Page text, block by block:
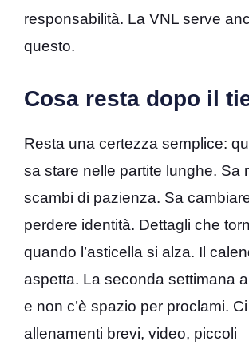
responsabilità. La VNL serve
questo.
Cosa resta dopo il
Resta una certezza semplice:
sa stare nelle partite lunghe. Sa
scambi di pazienza. Sa
perdere identità. Dettagli che
quando l’asticella si alza. Il
aspetta. La seconda settimana
e non c’è spazio per proclami.
allenamenti brevi, video, piccoli